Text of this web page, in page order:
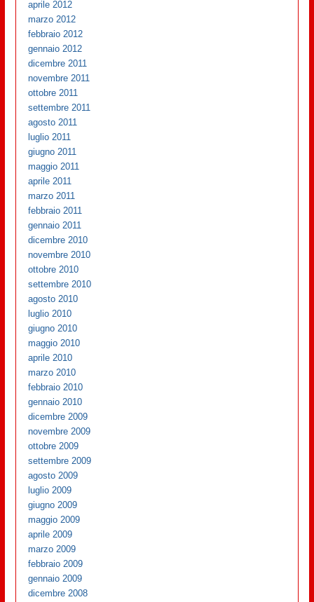
aprile 2012
marzo 2012
febbraio 2012
gennaio 2012
dicembre 2011
novembre 2011
ottobre 2011
settembre 2011
agosto 2011
luglio 2011
giugno 2011
maggio 2011
aprile 2011
marzo 2011
febbraio 2011
gennaio 2011
dicembre 2010
novembre 2010
ottobre 2010
settembre 2010
agosto 2010
luglio 2010
giugno 2010
maggio 2010
aprile 2010
marzo 2010
febbraio 2010
gennaio 2010
dicembre 2009
novembre 2009
ottobre 2009
settembre 2009
agosto 2009
luglio 2009
giugno 2009
maggio 2009
aprile 2009
marzo 2009
febbraio 2009
gennaio 2009
dicembre 2008